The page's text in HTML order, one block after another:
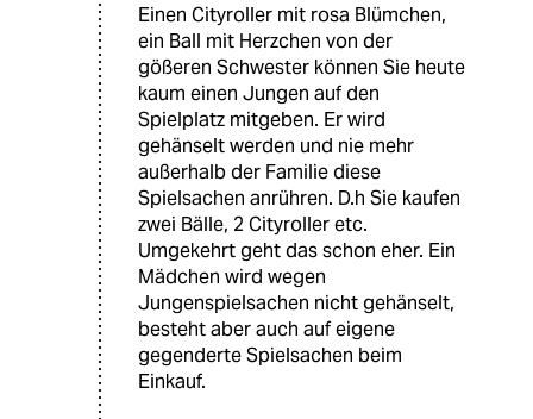
Einen Cityroller mit rosa Blümchen,
ein Ball mit Herzchen von der
gößeren Schwester können Sie heute
kaum einen Jungen auf den
Spielplatz mitgeben. Er wird
gehänselt werden und nie mehr
außerhalb der Familie diese
Spielsachen anrühren. D.h Sie kaufen
zwei Bälle, 2 Cityroller etc.
Umgekehrt geht das schon eher. Ein
Mädchen wird wegen
Jungenspielsachen nicht gehänselt,
besteht aber auch auf eigene
gegenderte Spielsachen beim
Einkauf.